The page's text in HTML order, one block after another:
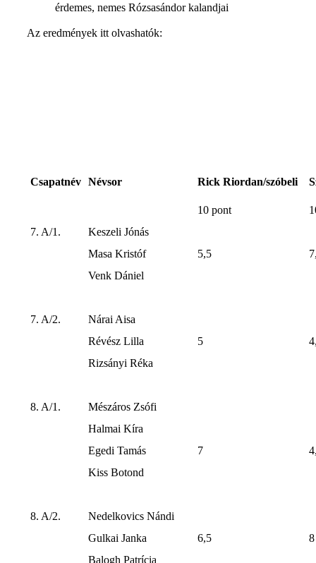
érdemes, nemes Rózsasándor kalandjai
Az eredmények itt olvashatók:
Csapatnév Névsor Rick Riordan/szóbeli
10 pont
7. A/1.
Keszeli Jónás
Masa Kristóf
5,5
Venk Dániel
7. A/2.
Nárai Aisa
Révész Lilla
5
Rizsányi Réka
8. A/1.
Mészáros Zsófi
Halmai Kíra
Egedi Tamás
7
Kiss Botond
8. A/2.
Nedelkovics Nándi
Gulkai Janka
6,5
8
Balogh Patrícia